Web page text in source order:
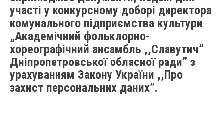
участі у конкурсному доборі директора
комунального підприємства культури
„Академічний фольклорно-
хореографічний ансамбль ,,Славутич”
Дніпропетровської обласної ради” з
урахуванням Закону України ,,Про
захист персональних даних”.